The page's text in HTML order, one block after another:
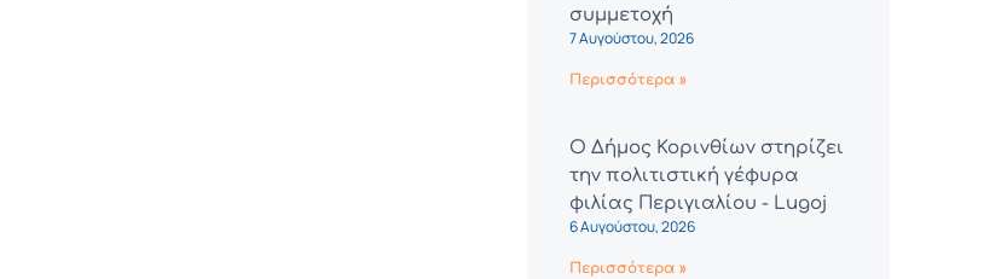
συμμετοχή
7 Αυγούστου, 2026
Περισσότερα »
Ο Δήμος Κορινθίων στηρίζει
την πολιτιστική γέφυρα
φιλίας Περιγιαλίου - Lugoj
6 Αυγούστου, 2026
Περισσότερα »